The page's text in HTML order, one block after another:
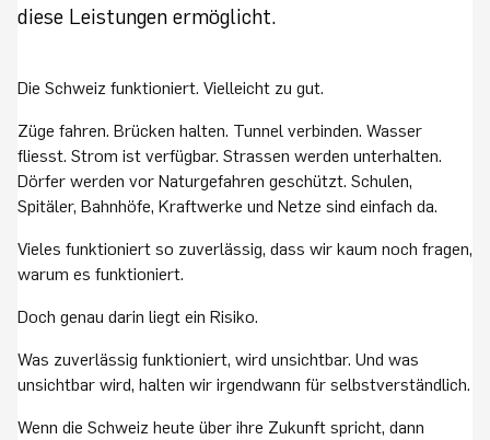
diese Leistungen ermöglicht.
Die Schweiz funktioniert. Vielleicht zu gut.
Züge fahren. Brücken halten. Tunnel verbinden. Wasser
fliesst. Strom ist verfügbar. Strassen werden unterhalten.
Dörfer werden vor Naturgefahren geschützt. Schulen,
Spitäler, Bahnhöfe, Kraftwerke und Netze sind einfach da.
Vieles funktioniert so zuverlässig, dass wir kaum noch fragen,
warum es funktioniert.
Doch genau darin liegt ein Risiko.
Was zuverlässig funktioniert, wird unsichtbar. Und was
unsichtbar wird, halten wir irgendwann für selbstverständlich.
Wenn die Schweiz heute über ihre Zukunft spricht, dann